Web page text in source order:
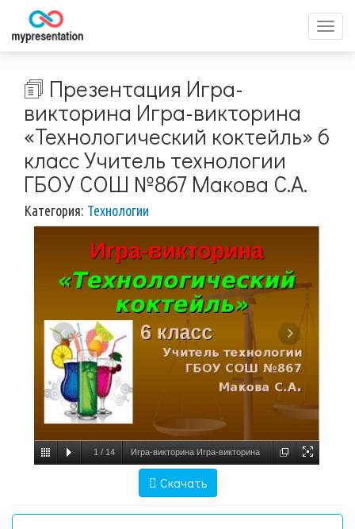
меню
🗊 Презентация Игра-
викторина Игра-викторина
«Технологический коктейль» 6
класс Учитель технологии
ГБОУ СОШ №867 Макова С.А.
Категория: Технологии
1 / 14 Игра-викторина Игра-викторина
Учитель технологии ГБОУ СОШ №867
Скачать